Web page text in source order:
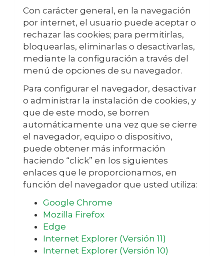
Con carácter general, en la navegación
por internet, el usuario puede aceptar o
rechazar las cookies; para permitirlas,
bloquearlas, eliminarlas o desactivarlas,
mediante la configuración a través del
menú de opciones de su navegador.
Para configurar el navegador, desactivar
o administrar la instalación de cookies, y
que de este modo, se borren
automáticamente una vez que se cierre
el navegador, equipo o dispositivo,
puede obtener más información
haciendo “click” en los siguientes
enlaces que le proporcionamos, en
función del navegador que usted utiliza:
Google Chrome
Mozilla Firefox
Edge
Internet Explorer (Versión 11)
Internet Explorer (Versión 10)